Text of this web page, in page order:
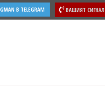
ВАШИЯТ СИГНАЛ
В TELEGRAM